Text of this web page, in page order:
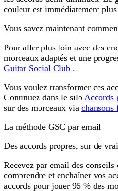
couleur est immédiatement
Vous savez maintenant
Pour aller plus loin avec des
morceaux adaptés et une
Guitar Social Club .
Vous voulez transformer ces
Continuez dans le silo Accords
sur des morceaux via chansons
La méthode GSC par email
Des accords propres, sur de
Recevez par email des conseils
comprendre et enchaîner vos
accords pour jouer 95 % des